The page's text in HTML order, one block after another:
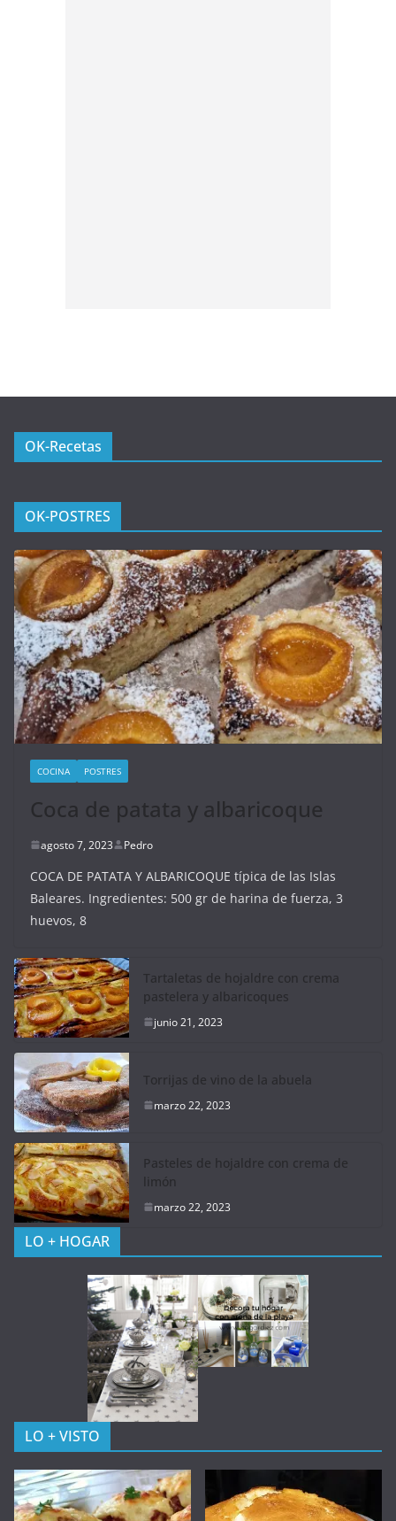
OK-Recetas
OK-POSTRES
COCINA POSTRES
Coca de patata y albaricoque
agosto 7, 2023 Pedro
COCA DE PATATA Y ALBARICOQUE típica de las Islas
Baleares. Ingredientes: 500 gr de harina de fuerza, 3
huevos, 8
Tartaletas de hojaldre con crema
pastelera y albaricoques
junio 21, 2023
Torrijas de vino de la abuela
marzo 22, 2023
Pasteles de hojaldre con crema de
limón
marzo 22, 2023
LO + HOGAR
LO + VISTO